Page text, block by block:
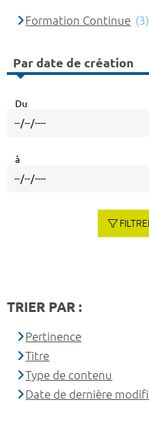
Formation Continue (3)
Par date de création
Du
à
TRIER PAR :
Pertinence
Titre
Type de contenu
Date de dernière